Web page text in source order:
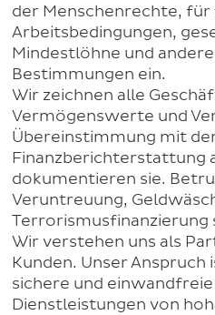
der Menschenrechte, für
Arbeitsbedingungen,
Mindestlöhne und
Bestimmungen ein.
Wir zeichnen alle
Vermögenswerte und
Übereinstimmung mit
Finanzberichterstattung
dokumentieren sie.
Veruntreuung,
Terrorismusfinanzierung
Wir verstehen uns als
Kunden. Unser Anspruch
sichere und
Dienstleistungen von